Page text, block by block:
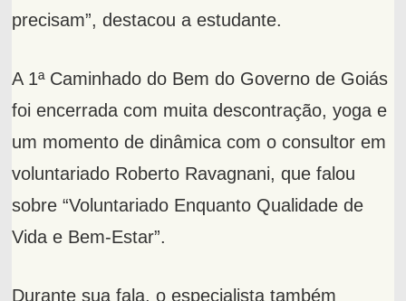
precisam”, destacou a estudante.
A 1ª Caminhado do Bem do Governo de Goiás
foi encerrada com muita descontração, yoga e
um momento de dinâmica com o consultor em
voluntariado Roberto Ravagnani, que falou
sobre “Voluntariado Enquanto Qualidade de
Vida e Bem-Estar”.
Durante sua fala, o especialista também